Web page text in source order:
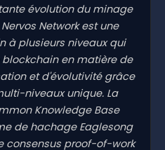
évolution du minage
Network est une
à plusieurs niveaux qui
en matière de
et d'évolutivité grâce
niveaux unique. La
Knowledge Base
de hachage Eaglesong
consensus proof-of-work